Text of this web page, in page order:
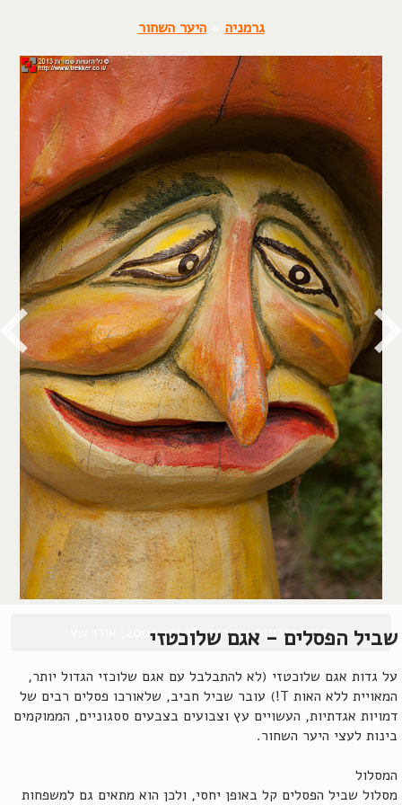
גרמניה »היער השחור
שביל הפסלים - אגם שלוכטזי
על גדות אגם שלוכטזי (לא להתבלבל עם אגם שלוכזי הגדול יותר,
המאויית ללא האות T!) עובר שביל חביב, שלאורכו פסלים רבים של
דמויות אגדתיות, העשויים עץ וצבועים בצבעים ססגוניים, הממוקמים
בינות לעצי היער השחור.
המסלול
מסלול שביל הפסלים קל באופן יחסי, ולכן הוא מתאים גם למשפחות
© כל הזכויות שמורות, 2004-2026, אורן שץ